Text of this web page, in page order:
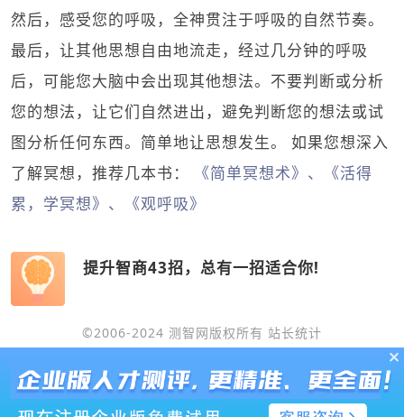
然后，感受您的呼吸，全神贯注于呼吸的自然节奏。
最后，让其他思想自由地流走，经过几分钟的呼吸
后，可能您大脑中会出现其他想法。不要判断或分析
您的想法，让它们自然进出，避免判断您的想法或试
图分析任何东西。简单地让思想发生。 如果您想深入
了解冥想，推荐几本书：
《简单冥想术》、《活得
累，学冥想》、《观呼吸》
提升智商43招，总有一招适合你!
©2006-2024 测智网版权所有 站长统计